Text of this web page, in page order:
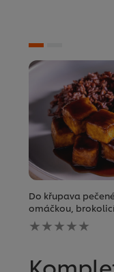
Do křupava
omáčkou,
Pro
tuto
odeslána